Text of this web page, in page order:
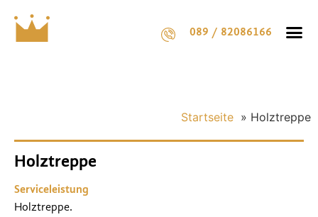
089 / 82086166
Startseite » Holztreppe
Holztreppe
Serviceleistung
Holztreppe.